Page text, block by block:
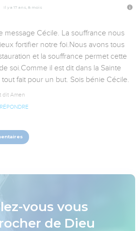
Il y a 17 ans, 8 mois
message Cécile. La souffrance nous
fortifier notre foi.Nous avons tous
et la souffrance permet cette
soi.Comme il est dit dans la Sainte
tout fait pour un but. Sois bénie Cécile.
dit Amen
RÉPONDRE
vous vous
de Dieu